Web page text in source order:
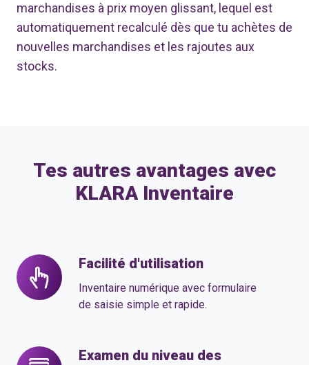
marchandises à prix moyen glissant, lequel est
automatiquement recalculé dès que tu achètes de
nouvelles marchandises et les rajoutes aux
stocks.
Tes autres avantages avec
KLARA Inventaire
Facilité d'utilisation
Inventaire numérique avec formulaire
de saisie simple et rapide.
Facilité
d'utilisation
Examen du niveau des
Examen